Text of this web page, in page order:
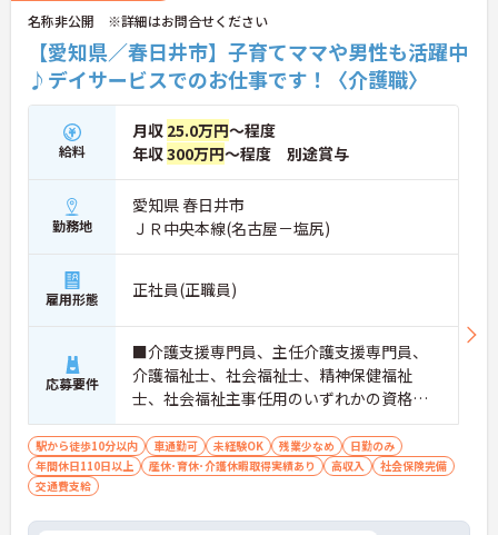
名称非公開 ※詳細はお問合せください
【愛知県／春日井市】子育てママや男性も活躍中
♪デイサービスでのお仕事です！〈介護職〉
給料
月収 25.0万円～程度
年収300万円～程度 別途賞与
勤務地
愛知県 春日井市
ＪＲ中央本線(名古屋－塩尻)
雇用形態 正社員(正職員)
応募要件
■介護支援専門員、主任介護支援専門員、
介護福祉士、社会福祉士、精神保健福祉
士、社会福祉主事任用のいずれかの資格を
お持ちの方
駅から徒歩10分以内 車通勤可 未経験OK 残業少なめ
日勤のみ
年間休日110日以上
産休･育休･介護休暇取得実績あり 高収入
社会保険完備
交通費支給